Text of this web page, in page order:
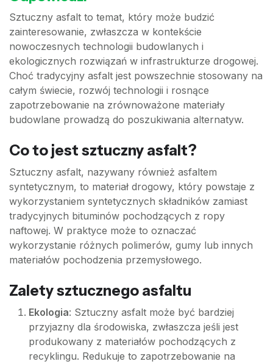
Sztuczny asfalt to temat, który może budzić
zainteresowanie, zwłaszcza w kontekście
nowoczesnych technologii budowlanych i
ekologicznych rozwiązań w infrastrukturze drogowej.
Choć tradycyjny asfalt jest powszechnie stosowany na
całym świecie, rozwój technologii i rosnące
zapotrzebowanie na zrównoważone materiały
budowlane prowadzą do poszukiwania alternatyw.
Co to jest sztuczny asfalt?
Sztuczny asfalt, nazywany również asfaltem
syntetycznym, to materiał drogowy, który powstaje z
wykorzystaniem syntetycznych składników zamiast
tradycyjnych bituminów pochodzących z ropy
naftowej. W praktyce może to oznaczać
wykorzystanie różnych polimerów, gumy lub innych
materiałów pochodzenia przemysłowego.
Zalety sztucznego asfaltu
Ekologia: Sztuczny asfalt może być bardziej
przyjazny dla środowiska, zwłaszcza jeśli jest
produkowany z materiałów pochodzących z
recyklingu. Redukuje to zapotrzebowanie na